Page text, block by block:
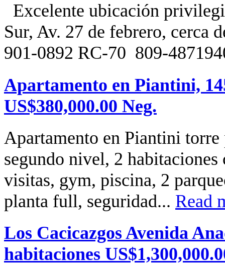
Excelente ubicación
Sur, Av. 27 de febrero, cerca
901-0892 RC-70 809-
Apartamento en Piantini,
US$380,000.00 Neg.
Apartamento en Piantini
segundo nivel, 2
visitas, gym, piscina, 2
planta full, seguridad... Read
Los Cacicazgos Avenida
habitaciones